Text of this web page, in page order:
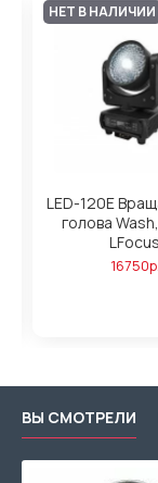
НЕТ В НАЛИЧИИ
LED-120E
голова Wash,
LFocus
16750р.
ВЫ СМОТРЕЛИ